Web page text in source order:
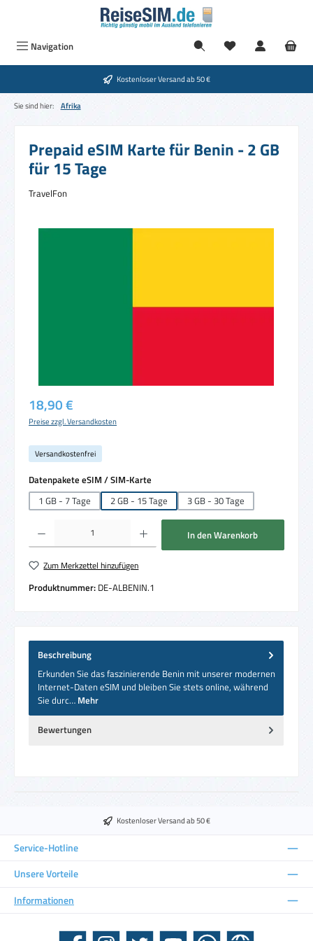
Zum Hauptinhalt springen
Navigation Du hast 0
Kostenloser Versand ab 50 €
Sie sind hier: Afrika
Prepaid eSIM Karte für Benin - 2 GB
für 15 Tage
TravelFon
Regulärer Preis:
18,90 €
Preise zzgl. Versandkosten
Versandkostenfrei
Datenpakete eSIM / SIM-Karte
1 GB - 7 Tage
2 GB - 15 Tage 3 GB - 30 Tage
Produkt Anzahl: Gib den gewünschten Wert ein oder benutze die Schaltflächen um
In den Warenkorb
Zum Merkzettel hinzufügen
Produktnummer: DE-ALBENIN.1
Beschreibung
Erkunden Sie das faszinierende Benin mit unserer modernen
Internet-Daten eSIM und bleiben Sie stets online, während
Sie durc… Mehr
Bewertungen
Kostenloser Versand ab 50 €
Service-Hotline
Unsere Vorteile
Informationen